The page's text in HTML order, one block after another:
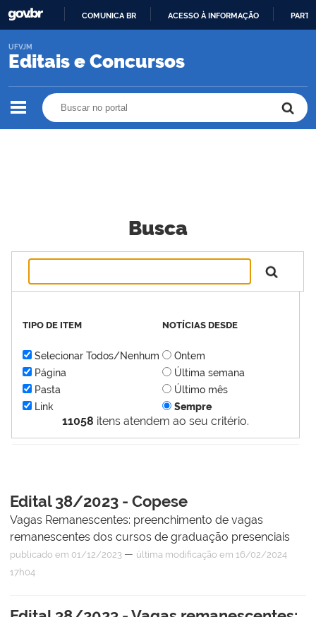
O
COMUNICA BR ACESSO À INFORMAÇÃO
Editais e Concursos
UFVJM
Busca
11058 itens atendem ao seu critério.
TIPO DE ITEM
Selecionar Todos/Nenhum
Página
Pasta
Link
NOTÍCIAS DESDE
Ontem
Última semana
Último mês
Sempre
Edital 38/2023 - Copese
Vagas Remanescentes: preenchimento de vagas
remanescentes dos cursos de graduação presenciais
publicado em 01/12/2023 — última modificação em 16/02/2024
17h04